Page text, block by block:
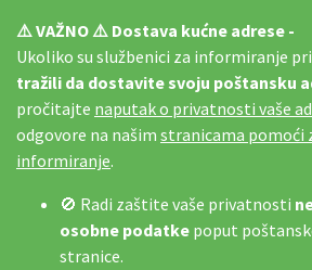
⚠️ VAŽNO ⚠️ Dostava kućne adrese -
Ukoliko su službenici za informiranje
tražili da dostavite svoju poštansku
pročitajte naputak o privatnosti vaše
odgovore na našim stranicama pomoći
informiranje.
🚫 Radi zaštite vaše privatnosti
osobne podatke poput
stranice.